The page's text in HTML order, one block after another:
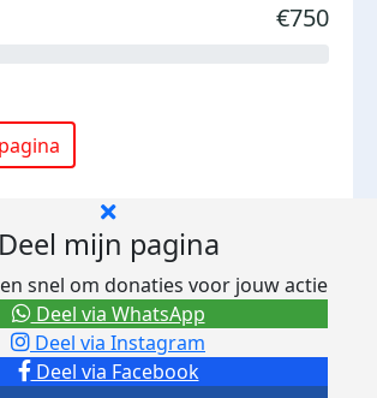
€750
Deel mijn pagina
snel om donaties voor jouw actie
Deel via Facebook
Deel via Instagram
Deel via WhatsApp